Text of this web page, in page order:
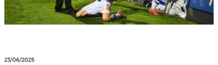
23/06/2025